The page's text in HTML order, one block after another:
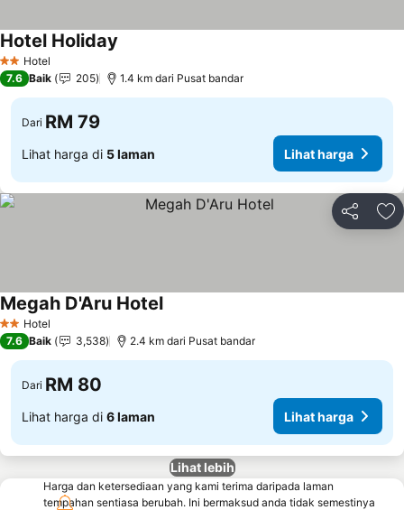
2 Bintang
Hotel
Hotel Holiday
7.6 Baik 205 1.4 km dari Pusat bandar
Dari RM 79
Lihat harga di 5 laman Lihat harga
Kongsi
2 Bintang
Hotel
Megah D'Aru Hotel
7.6 Baik 3,538 2.4 km dari Pusat bandar
Dari RM 80
Lihat harga di 6 laman Lihat harga
Lihat lebih
Harga dan ketersediaan yang kami terima daripada laman
tempahan sentiasa berubah. Ini bermaksud anda tidak semestinya